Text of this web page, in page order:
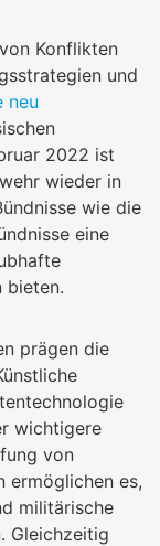
Konflikten
und
neu
2022 ist
wieder in
wie die
eine
bieten.
prägen die
wichtigere
von
ermöglichen es,
militärische
Gleichzeitig